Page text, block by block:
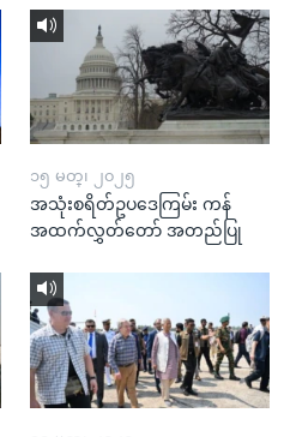
၁၅ မတ္၊ ၂၀၂၅
အသုံးစရိတ်ဥပဒေကြမ်း ကန်
အထက်လွှတ်တော် အတည်ပြု